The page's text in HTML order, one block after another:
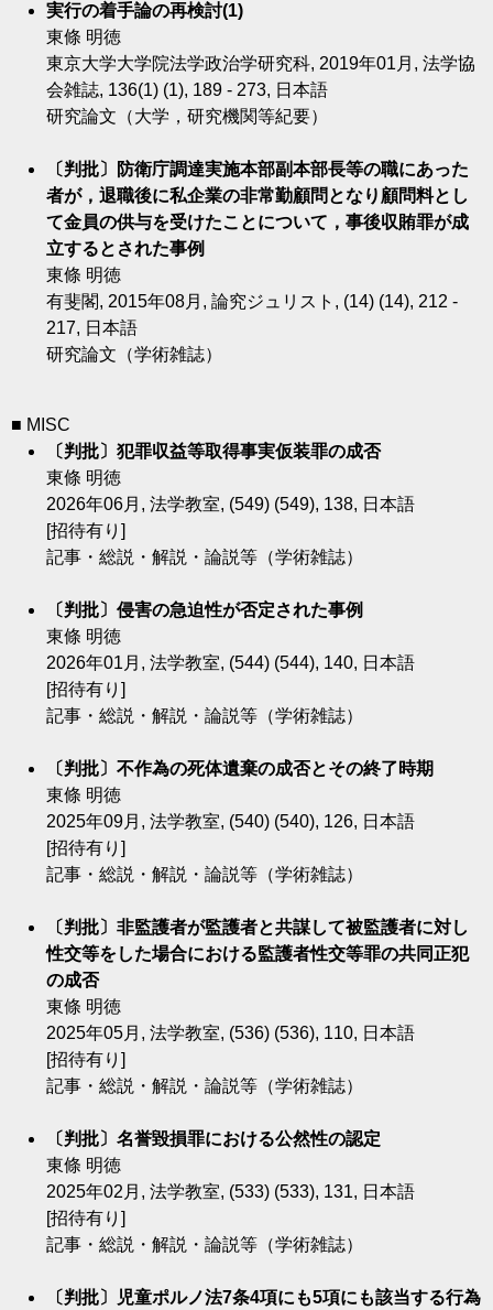
実行の着手論の再検討(1)
東條 明徳
東京大学大学院法学政治学研究科, 2019年01月, 法学協
会雑誌, 136(1) (1), 189 - 273, 日本語
研究論文（大学，研究機関等紀要）
〔判批〕防衛庁調達実施本部副本部長等の職にあった
者が，退職後に私企業の非常勤顧問となり顧問料とし
て金員の供与を受けたことについて，事後収賄罪が成
立するとされた事例
東條 明徳
有斐閣, 2015年08月, 論究ジュリスト, (14) (14), 212 -
217, 日本語
研究論文（学術雑誌）
■ MISC
〔判批〕犯罪収益等取得事実仮装罪の成否
東條 明徳
2026年06月, 法学教室, (549) (549), 138, 日本語
[招待有り]
記事・総説・解説・論説等（学術雑誌）
〔判批〕侵害の急迫性が否定された事例
東條 明徳
2026年01月, 法学教室, (544) (544), 140, 日本語
[招待有り]
記事・総説・解説・論説等（学術雑誌）
〔判批〕不作為の死体遺棄の成否とその終了時期
東條 明徳
2025年09月, 法学教室, (540) (540), 126, 日本語
[招待有り]
記事・総説・解説・論説等（学術雑誌）
〔判批〕非監護者が監護者と共謀して被監護者に対し
性交等をした場合における監護者性交等罪の共同正犯
の成否
東條 明徳
2025年05月, 法学教室, (536) (536), 110, 日本語
[招待有り]
記事・総説・解説・論説等（学術雑誌）
〔判批〕名誉毀損罪における公然性の認定
東條 明徳
2025年02月, 法学教室, (533) (533), 131, 日本語
[招待有り]
記事・総説・解説・論説等（学術雑誌）
〔判批〕児童ポルノ法7条4項にも5項にも該当する行為